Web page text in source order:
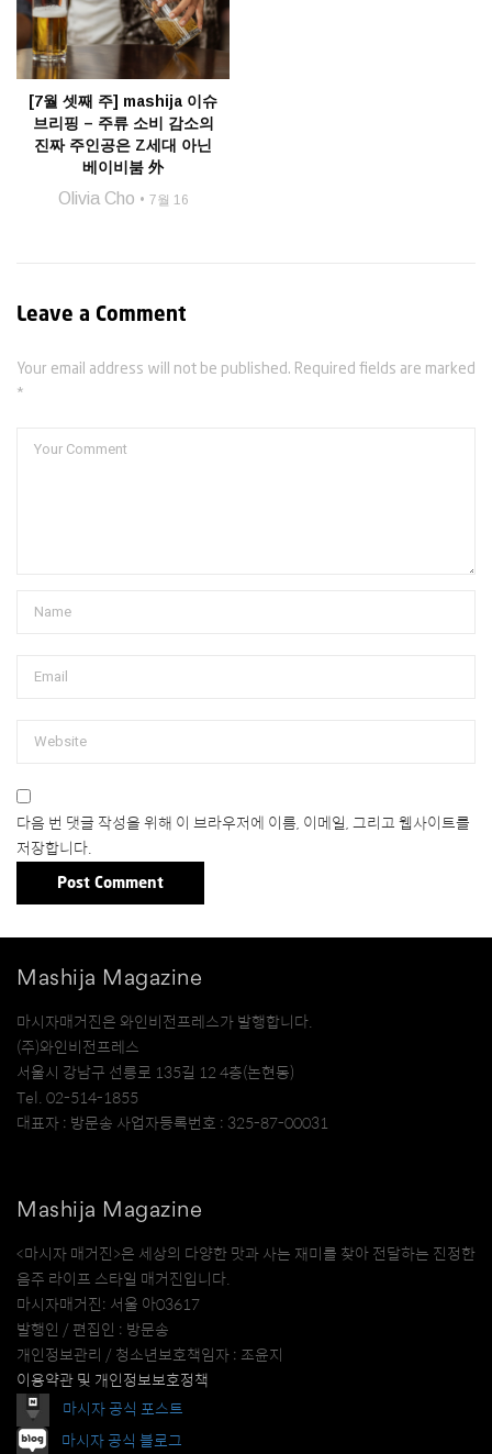
[7월 셋째 주] mashija 이슈
브리핑 – 주류 소비 감소의
진짜 주인공은 Z세대 아닌
베이비붐 外
Olivia Cho 7월 16
Leave a Comment
Your email address will not be published. Required fields are marked
*
다음 번 댓글 작성을 위해 이 브라우저에 이름, 이메일, 그리고 웹사이트를
저장합니다.
Mashija Magazine
마시자매거진은 와인비전프레스가 발행합니다.
(주)와인비전프레스
서울시 강남구 선릉로 135길 12 4층(논현동)
Tel. 02-514-1855
대표자 : 방문송 사업자등록번호 : 325-87-00031
Mashija Magazine
<마시자 매거진>은 세상의 다양한 맛과 사는 재미를 찾아 전달하는 진정한
음주 라이프 스타일 매거진입니다.
마시자매거진: 서울 아03617
발행인 / 편집인 : 방문송
개인정보관리 / 청소년보호책임자 : 조윤지
이용약관 및 개인정보보호정책
마시자 공식 포스트
마시자 공식 블로그